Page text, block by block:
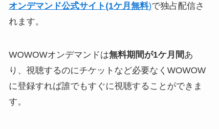
オンデマンド公式サイト(1ケ月無料)で独占配信さ
れます。
WOWOWオンデマンドは無料期間が1ケ月間あ
り、視聴するのにチケットなど必要なくWOWOW
に登録すれば誰でもすぐに視聴することができま
す。